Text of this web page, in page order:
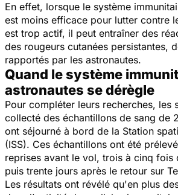
En effet, lorsque le système
est moins efficace pour lutter contre
est trop actif, il peut entraîner des
des rougeurs cutanées persistantes,
rapportés par les astronautes.
Quand le système
astronautes se dérègle
Pour compléter leurs recherches, les
collecté des échantillons de sang de
ont séjourné à bord de la Station
(ISS). Ces échantillons ont été
reprises avant le vol, trois à cinq fois
puis trente jours après le retour sur
Les résultats ont révélé qu'en plus